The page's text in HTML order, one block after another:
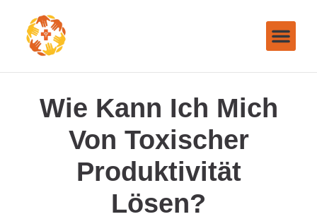
Wie Kann Ich Mich
Von Toxischer
Produktivität
Lösen?